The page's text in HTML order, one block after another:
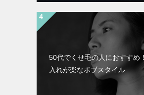
50代でくせ毛の人におすすめ
入れが楽なボブスタイル